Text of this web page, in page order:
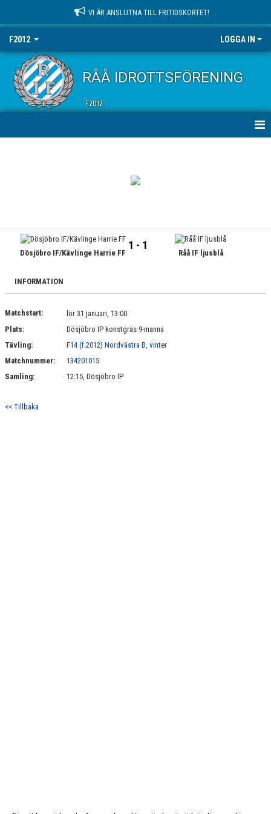
VI ÄR ANSLUTNA TILL FRITIDSKORTET!
F2012 LOGGA IN
RÅÅ IDROTTSFÖRENING
F2012
TRUPPEN
BILDGALLERI
KONTAKT
Dösjöbro IF/Kävlinge Harrie FF
1 - 1
Råå IF ljusblå
INFORMATION
Matchstart:
lör 31 januari, 13:00
Plats:
Dösjöbro IP konstgräs 9-manna
Tävling:
F14 (f.2012) Nordvästra B, vinter
Matchnummer:
134201015
Samling:
12:15, Dösjöbro IP
<< Tillbaka